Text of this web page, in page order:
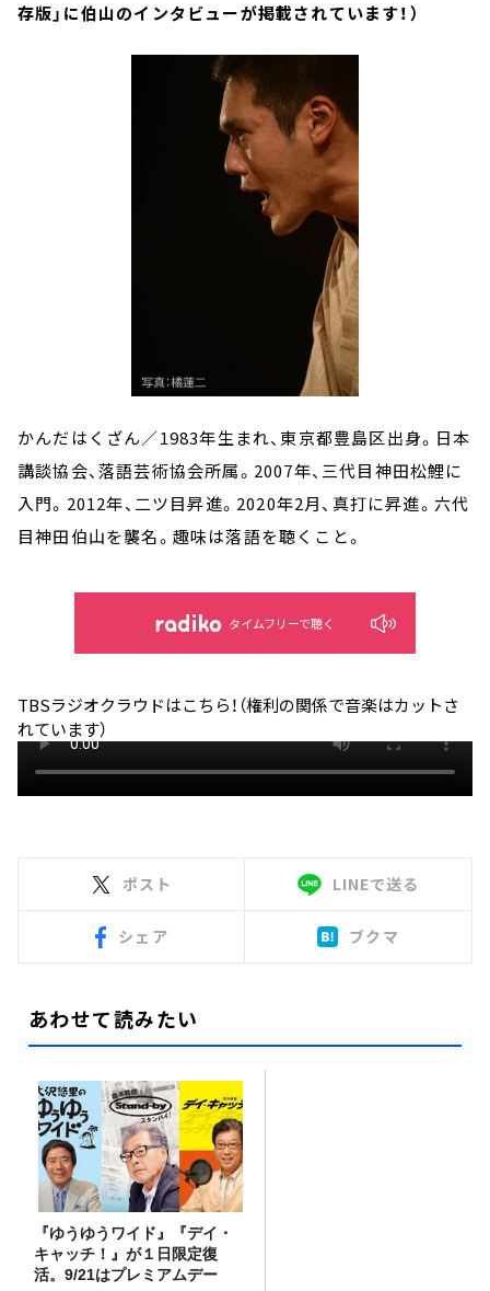
存版」に伯山のインタビューが掲載されています！）
かんだはくざん／1983年生まれ、東京都豊島区出身。日本
講談協会、落語芸術協会所属。2007年、三代目神田松鯉に
入門。2012年、二ツ目昇進。2020年2月、真打に昇進。六代
目神田伯山を襲名。趣味は落語を聴くこと。
タイムフリーで聴く
TBSラジオクラウドはこちら！（権利の関係で音楽はカットさ
れています）
ポスト LINEで送る
シェア ブクマ
あわせて読みたい
『ゆうゆうワイド』『デイ・
キャッチ！』が１日限定復
活。9/21はプレミアムデー